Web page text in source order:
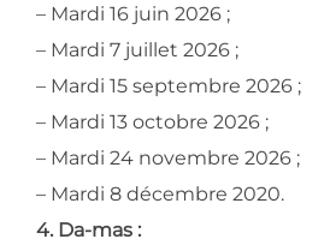
– Mardi 16 juin 2026 ;
– Mardi 7 juillet 2026 ;
– Mardi 15 septembre 2026 ;
– Mardi 13 octobre 2026 ;
– Mardi 24 novembre 2026 ;
– Mardi 8 décembre 2020.
4. Da-mas :